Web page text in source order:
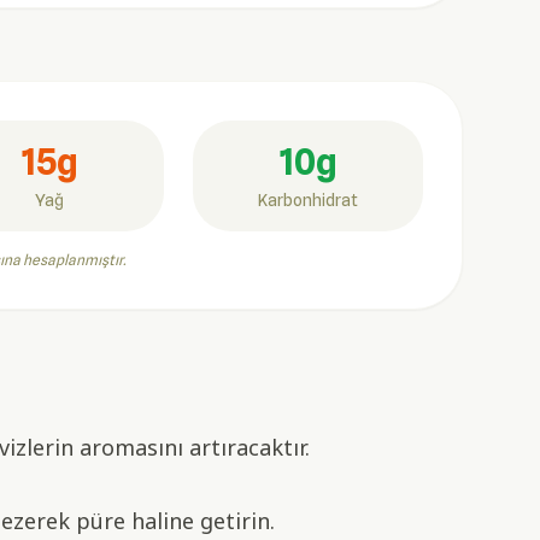
15g
Yağ
10g
Karbonhidrat
hesaplanmıştır.
aromasını artıracaktır.
püre haline getirin.